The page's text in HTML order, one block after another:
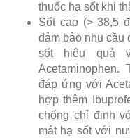
thuốc hạ sốt khi
Sốt cao (> 38,5
đảm bảo nhu cầu
sốt hiệu quả
đáp ứng với
hợp thêm
chống chỉ định
mát hạ sốt với